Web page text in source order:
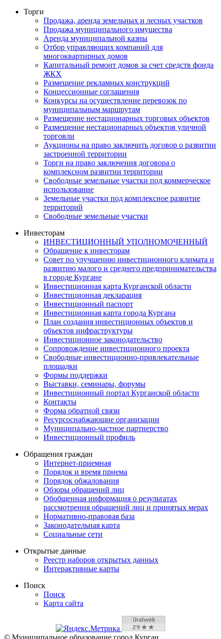
Торги
Продажа, аренда земельных и лесных участков
Продажа муниципального имущества
Аренда муниципальной казны
Отбор управляющих компаний для
многоквартирных домов
Капитальный ремонт домов за счет средств фонда
ЖКХ
Размещение рекламных конструкций
Концессионные соглашения
Конкурсы на осуществление перевозок по
муниципальным маршрутам
Размещение нестационарных торговых объектов
Размещение нестационарных объектов уличной
торговли
Аукционы на право заключить договор о развитии
застроенной территории
Торги на право заключения договора о
комплексном развитии территории
Свободные земельные участки под коммерческое
использование
Земельные участки под комплексное развитие
территорий
Свободные земельные участки
Инвесторам
ИНВЕСТИЦИОННЫЙ УПОЛНОМОЧЕННЫЙ
Обращение к инвесторам
Совет по улучшению инвестиционного климата и
развитию малого и среднего предпринимательства
в городе Кургане
Инвестиционная карта Курганской области
Инвестиционная декларация
Инвестиционный паспорт
Инвестиционная карта города Кургана
План создания инвестиционных объектов и
объектов инфраструктуры
Инвестиционное законодательство
Сопровождение инвестиционного проекта
Свободные инвестиционно-привлекательные
площадки
Формы поддержки
Выставки, семинары, форумы
Инвестиционный портал Курганской области
Контакты
Форма обратной связи
Ресурсоснабжающие организации
Муниципально-частное партнерство
Инвестиционный профиль
Обращения граждан
Интернет-приемная
Порядок и время приема
Порядок обжалования
Обзоры обращений лиц
Обобщенная информация о результатах
рассмотрения обращений лиц и принятых мерах
Нормативно-правовая база
Законодательная карта
Социальные сети
Открытые данные
Реестр наборов открытых данных
Интерактивные карты
Поиск
Поиск
Карта сайта